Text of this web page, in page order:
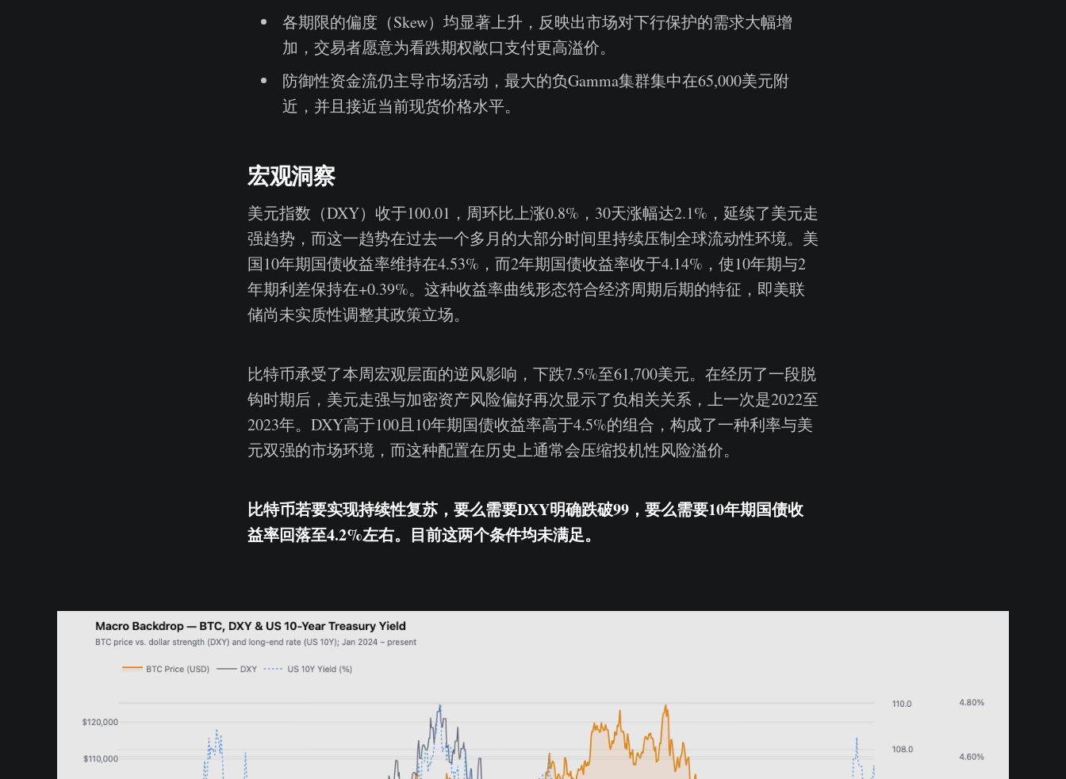
各期限的偏度（Skew）均显著上升，反映出市场对下行保护的需求大幅增
加，交易者愿意为看跌期权敞口支付更高溢价。
防御性资金流仍主导市场活动，最大的负Gamma集群集中在65,000美元附
近，并且接近当前现货价格水平。
宏观洞察
美元指数（DXY）收于100.01，周环比上涨0.8%，30天涨幅达2.1%，延续了美元走
强趋势，而这一趋势在过去一个多月的大部分时间里持续压制全球流动性环境。美
国10年期国债收益率维持在4.53%，而2年期国债收益率收于4.14%，使10年期与2
年期利差保持在+0.39%。这种收益率曲线形态符合经济周期后期的特征，即美联
储尚未实质性调整其政策立场。
比特币承受了本周宏观层面的逆风影响，下跌7.5%至61,700美元。在经历了一段脱
钩时期后，美元走强与加密资产风险偏好再次显示了负相关关系，上一次是2022至
2023年。DXY高于100且10年期国债收益率高于4.5%的组合，构成了一种利率与美
元双强的市场环境，而这种配置在历史上通常会压缩投机性风险溢价。
比特币若要实现持续性复苏，要么需要DXY明确跌破99，要么需要10年期国债收
益率回落至4.2%左右。目前这两个条件均未满足。